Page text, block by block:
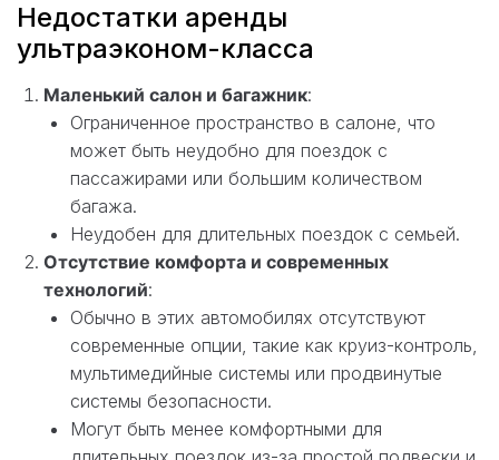
Недостатки аренды
ультраэконом-класса
Маленький салон и багажник:
Ограниченное пространство в салоне, что
может быть неудобно для поездок с
пассажирами или большим количеством
багажа.
Неудобен для длительных поездок с семьей.
Отсутствие комфорта и современных
технологий:
Обычно в этих автомобилях отсутствуют
современные опции, такие как круиз-контроль,
мультимедийные системы или продвинутые
системы безопасности.
Могут быть менее комфортными для